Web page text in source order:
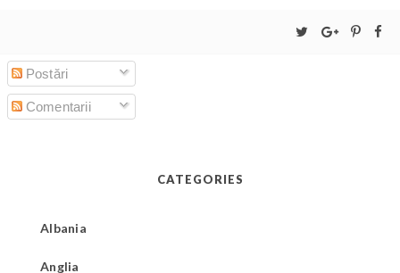
Postări
Comentarii
CATEGORIES
Albania
Anglia